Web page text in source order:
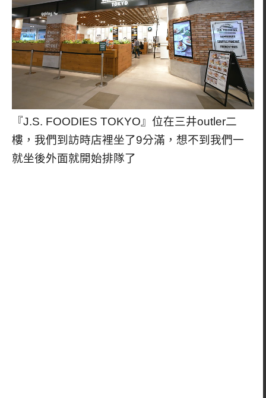
『J.S. FOODIES TOKYO』位在三井outler二
樓，我們到訪時店裡坐了9分滿，想不到我們一
就坐後外面就開始排隊了